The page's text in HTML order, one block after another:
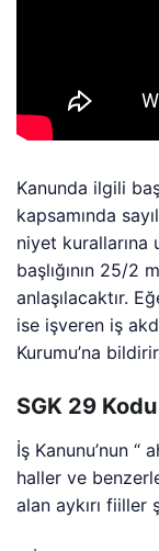
Kanunda ilgili
kapsamında
niyet kurallarına
başlığının 25/2
anlaşılacaktır.
ise işveren iş
Kurumu’na
SGK 29
İş Kanunu’nun “
haller ve
alan aykırı fiiller